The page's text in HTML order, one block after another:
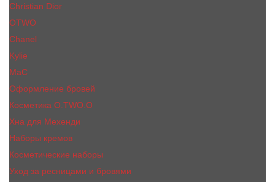
Christian Dior
OTWO
Сhanеl
Kylie
MaC
Оформление бровей
Косметика O.TWO.O
Хна для Мехенди
Наборы кремов
Косметические наборы
Уход за ресницами и бровями